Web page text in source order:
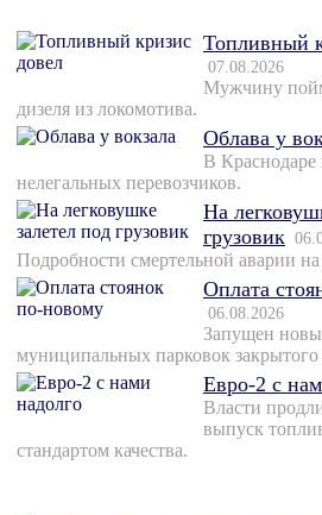
Топливный
07.08.2026
Мужчину
дизеля из локомотива.
Облава у
В Краснодаре
нелегальных перевозчиков.
На
грузовик
Подробности смертельной аварии на
Оплата
06.08.2026
Запущен
муниципальных парковок закрытого
Евро-2 с
Власти
выпуск
стандартом качества.